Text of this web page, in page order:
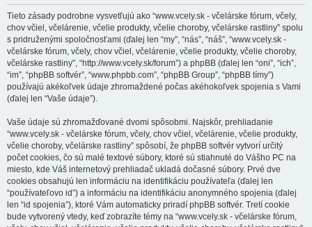
Tieto zásady podrobne vysvetľujú ako “www.vcely.sk - včelárske fórum, včely,
chov včiel, včelárenie, včelie produkty, včelie choroby, včelárske rastliny” spolu
s pridruženými spoločnosťami (ďalej len “my”, “nás”, “náš”, “www.vcely.sk -
včelárske fórum, včely, chov včiel, včelárenie, včelie produkty, včelie choroby,
včelárske rastliny”, “http://www.vcely.sk/forum”) a phpBB (ďalej len “oni”, “ich”,
“im”, “phpBB softvér”, “www.phpbb.com”, “phpBB Group”, “phpBB tímy”)
používajú akékoľvek údaje zhromaždené počas akéhokoľvek spojenia s Vami
(ďalej len “Vaše údaje”).
Vaše údaje sú zhromažďované dvomi spôsobmi. Najskôr, prehliadanie
“www.vcely.sk - včelárske fórum, včely, chov včiel, včelárenie, včelie produkty,
včelie choroby, včelárske rastliny” spôsobí, že phpBB softvér vytvorí určitý
počet cookies, čo sú malé textové súbory, ktoré sú stiahnuté do Vášho PC na
miesto, kde Váš internetový prehliadač ukladá dočasné súbory. Prvé dve
cookies obsahujú len informáciu na identifikáciu používateľa (ďalej len
“používateľovo id”) a informáciu na identifikáciu anonymného spojenia (ďalej
len “id spojenia”), ktoré Vám automaticky priradí phpBB softvér. Tretí cookie
bude vytvorený vtedy, keď zobrazíte témy na “www.vcely.sk - včelárske fórum,